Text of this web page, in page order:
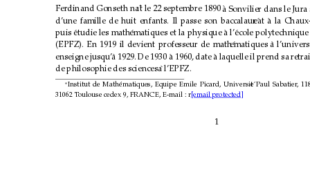
Ferdinand Gonseth naˆ
ıt le 22 septembre 1890 `
a Sonvilier dans le
d’une famille de huit enfants. Il passe son baccalaur´
eat `
a la
puis ´
etudie les math´
ematiques et la physique `
a l’´
ecole polytechnique
(EPFZ). En 1919 il devient professeur de math´
ematiques `
a
enseigne jusqu’`
a 1929. De 1930 `
a 1960, date `
a laquelle il prend sa r
de philosophie des sciences `
a l’EPFZ.
∗ Institut de Math´
ematiques, Equipe Emile Picard, Universit´
e Paul Sabatier,
31062 Toulouse cedex 9, FRANCE, E-mail : r[email protected]
1